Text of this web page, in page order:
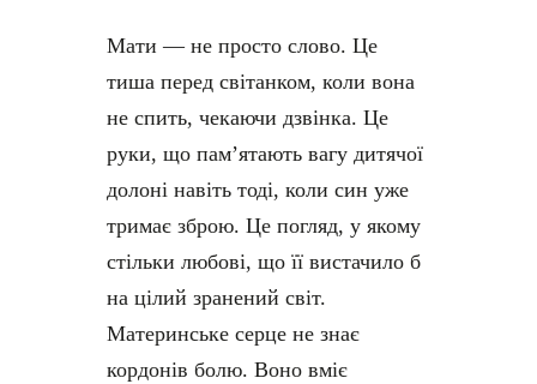
Мати — не просто слово. Це
тиша перед світанком, коли вона
не спить, чекаючи дзвінка. Це
руки, що пам’ятають вагу дитячої
долоні навіть тоді, коли син уже
тримає зброю. Це погляд, у якому
стільки любові, що її вистачило б
на цілий зранений світ.
Материнське серце не знає
кордонів болю. Воно вміє